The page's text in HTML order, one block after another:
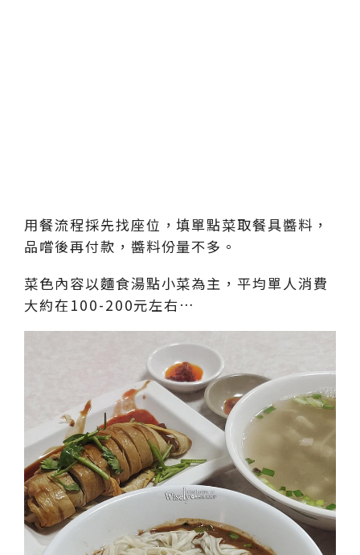
用餐流程採先找座位，填單點菜取餐具醬料，
品嚐後再付款，醬料份量不多。
菜色內容以麵食湯點小菜為主，平均單人消費
大約在100-200元左右…